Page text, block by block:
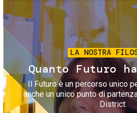
LA NOSTRA
Quanto Futuro
Il Futuro è un percorso unico
anche un unico punto di
District.